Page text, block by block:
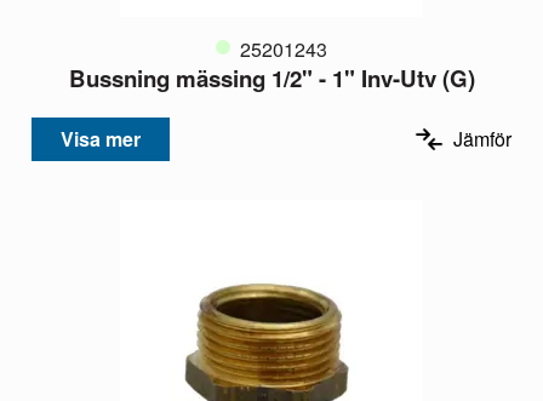
25201243
Bussning mässing 1/2" - 1" Inv-Utv (G)
Visa mer Jämför